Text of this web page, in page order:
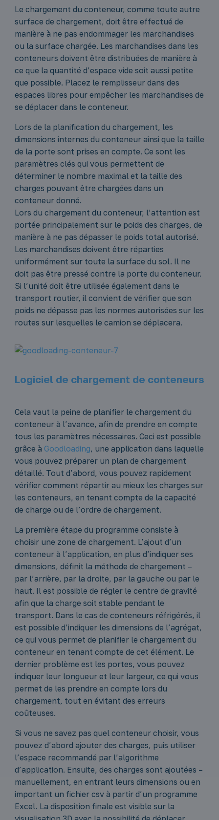
Le chargement du conteneur, comme toute autre
surface de chargement, doit être effectué de
manière à ne pas endommager les marchandises
ou la surface chargée. Les marchandises dans les
conteneurs doivent être distribuées de manière à
ce que la quantité d’espace vide soit aussi petite
que possible. Placez le remplisseur dans des
espaces libres pour empêcher les marchandises de
se déplacer dans le conteneur.
Lors de la planification du chargement, les
dimensions internes du conteneur ainsi que la taille
de la porte sont prises en compte. Ce sont les
paramètres clés qui vous permettent de
déterminer le nombre maximal et la taille des
charges pouvant être chargées dans un
conteneur donné.
Lors du chargement du conteneur, l’attention est
portée principalement sur le poids des charges, de
manière à ne pas dépasser le poids total autorisé.
Les marchandises doivent être réparties
uniformément sur toute la surface du sol. Il ne
doit pas être pressé contre la porte du conteneur.
Si l’unité doit être utilisée également dans le
transport routier, il convient de vérifier que son
poids ne dépasse pas les normes autorisées sur les
routes sur lesquelles le camion se déplacera.
Logiciel de chargement de conteneurs
Cela vaut la peine de planifier le chargement du
conteneur à l’avance, afin de prendre en compte
tous les paramètres nécessaires. Ceci est possible
grâce à Goodloading, une application dans laquelle
vous pouvez préparer un plan de chargement
détaillé. Tout d’abord, vous pouvez rapidement
vérifier comment répartir au mieux les charges sur
les conteneurs, en tenant compte de la capacité
de charge ou de l’ordre de chargement.
La première étape du programme consiste à
choisir une zone de chargement. L’ajout d’un
conteneur à l’application, en plus d’indiquer ses
dimensions, définit la méthode de chargement –
par l’arrière, par la droite, par la gauche ou par le
haut. Il est possible de régler le centre de gravité
afin que la charge soit stable pendant le
transport. Dans le cas de conteneurs réfrigérés, il
est possible d’indiquer les dimensions de l’agrégat,
ce qui vous permet de planifier le chargement du
conteneur en tenant compte de cet élément. Le
dernier problème est les portes, vous pouvez
indiquer leur longueur et leur largeur, ce qui vous
permet de les prendre en compte lors du
chargement, tout en évitant des erreurs
coûteuses.
Si vous ne savez pas quel conteneur choisir, vous
pouvez d’abord ajouter des charges, puis utiliser
l’espace recommandé par l’algorithme
d’application. Ensuite, des charges sont ajoutées –
manuellement, en entrant leurs dimensions ou en
important un fichier csv à partir d’un programme
Excel. La disposition finale est visible sur la